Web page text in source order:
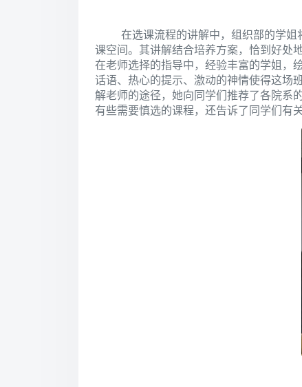
在选课流程的讲解中，组织部的学
课空间。其讲解结合培养方案，恰到好处
在老师选择的指导中，经验丰富的学姐，
话语、热心的提示、激动的神情使得这场
解老师的途径，她向同学们推荐了各院系
有些需要慎选的课程，还告诉了同学们有